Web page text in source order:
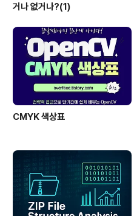
거나 없거나?(1)
CMYK 색상표